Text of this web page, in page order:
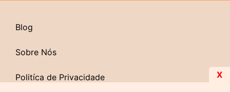
Blog
Sobre Nós
Politíca de Privacidade X